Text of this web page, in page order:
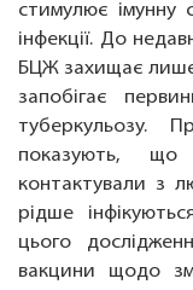
стимулює імунну
інфекції. До
БЦЖ захищає лише
запобігає
туберкульозу.
показують,
контактували з
рідше
цього
вакцини щодо